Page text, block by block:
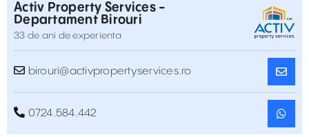
Activ Property Services -
Departament Birouri
33 de ani de experienta
birouri@activpropertyservices.ro
0724.584.442